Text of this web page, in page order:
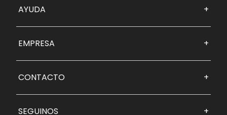
AYUDA +
EMPRESA +
CONTACTO +
SEGUINOS +